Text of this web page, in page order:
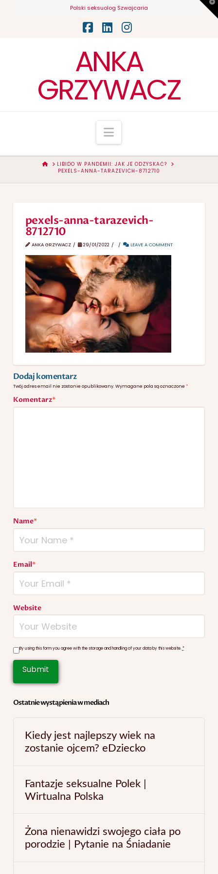
Polski seksuolog Szwajcaria
Facebook
LinkedInInstagram
ANKA
GRZYWACZ
Navigation
HOMELIBIDO W PANDEMII: JAK JE ODZYSKAĆ?
PEXELS-ANNA-TARAZEVICH-8712710
pexels-anna-tarazevich-
8712710
ANKA GRZYWACZ 29/01/2022 LEAVE A COMMENT
Dodaj komentarz
Twój adres email nie zostanie opublikowany.Wymagane pola są oznaczone *
Komentarz*
Name*
Email*
Website
By using this form you agree with the storage and handling of your data by this website.*
Ostatnie wystąpienia w mediach
Kiedy jest najlepszy wiek na
zostanie ojcem? eDziecko
Fantazje seksualne Polek |
Wirtualna Polska
Żona nienawidzi swojego ciała po
porodzie | Pytanie na Śniadanie